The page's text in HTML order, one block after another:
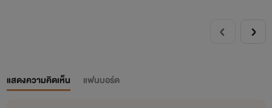
แสดงความคิดเห็น แฟนบอร์ด